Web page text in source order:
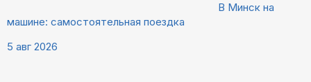
В Минск на
машине: самостоятельная поездка
5 авг 2026